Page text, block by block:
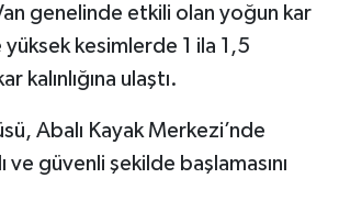
genelinde etkili olan yoğun kar
yüksek kesimlerde 1 ila 1,5
kalınlığına ulaştı.
Abalı Kayak Merkezi’nde
ve güvenli şekilde başlamasını